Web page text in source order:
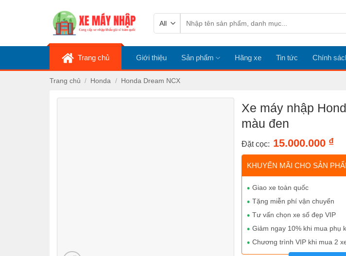
kiếm:
Trang chủ Giới thiệu Sản phẩm Hãng xe Tin tức Chính
Trang chủ / Honda / Honda Dream NCX
Xe máy nhập
màu đen
Đặt cọc: 15.000.000 ₫
KHUYẾN MÃI CHO SẢN
Giao xe toàn quốc
Tặng miễn phí vận chuyển
Tư vấn chọn xe số đẹp VIP
Giảm ngay 10% khi mua phụ
Chương trình VIP khi mua 2